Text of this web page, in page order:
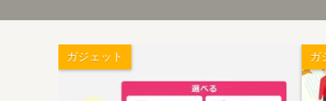
ガジェット ガ